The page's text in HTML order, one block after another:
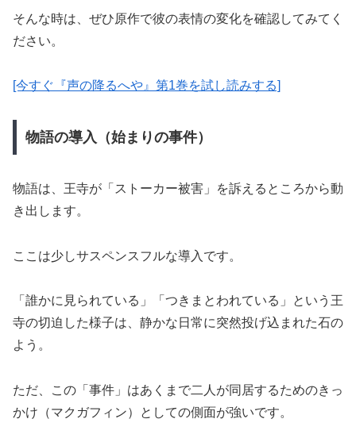
そんな時は、ぜひ原作で彼の表情の変化を確認してみてく
ださい。
[今すぐ『声の降るへや』第1巻を試し読みする]
物語の導入（始まりの事件）
物語は、王寺が「ストーカー被害」を訴えるところから動
き出します。
ここは少しサスペンスフルな導入です。
「誰かに見られている」「つきまとわれている」という王
寺の切迫した様子は、静かな日常に突然投げ込まれた石の
よう。
ただ、この「事件」はあくまで二人が同居するためのきっ
かけ（マクガフィン）としての側面が強いです。